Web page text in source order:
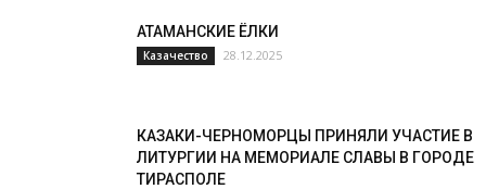
АТАМАНСКИЕ ЁЛКИ
Казачество 28.12.2025
КАЗАКИ-ЧЕРНОМОРЦЫ ПРИНЯЛИ УЧАСТИЕ В
ЛИТУРГИИ НА МЕМОРИАЛЕ СЛАВЫ В ГОРОДЕ
ТИРАСПОЛЕ